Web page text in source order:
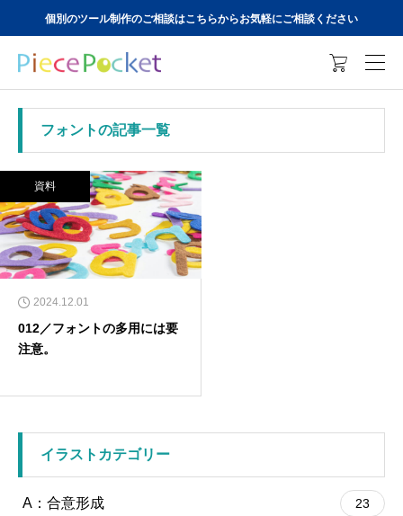
個別のツール制作のご相談はこちらからお気軽にご相談ください

フォントの記事一覧
資料
2024.12.01
012／フォントの多用には要
注意。
イラストカテゴリー
A：合意形成 23